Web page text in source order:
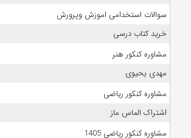
سوالات استخدامی اموزش وپرورش
خرید کتاب درسی
مشاوره کنکور هنر
مهدی یحیوی
مشاوره کنکور ریاضی
اشتراک الماس ماز
مشاوره کنکور ریاضی 1405